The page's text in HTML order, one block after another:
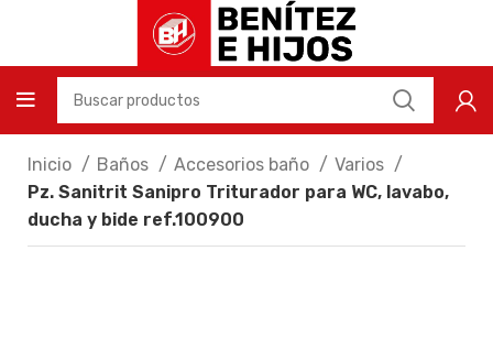
Inicio Baños Accesorios baño
Varios
Pz. Sanitrit Sanipro Triturador para WC, lavabo,
ducha y bide ref.100900